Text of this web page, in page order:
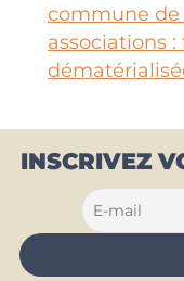
commune
associations
INSCRIVEZ